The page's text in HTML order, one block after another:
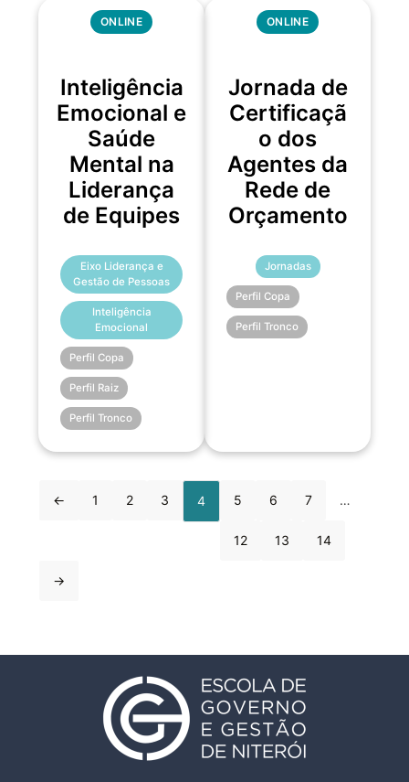
ONLINE
Inteligência
Emocional e
Saúde
Mental na
Liderança
de Equipes
Eixo Liderança e
Gestão de Pessoas
Inteligência
Emocional
Perfil Copa
Perfil Raiz
Perfil Tronco
ONLINE
Jornada de
Certificaçã
o dos
Agentes da
Rede de
Orçamento
Jornadas
Perfil Copa
Perfil Tronco
← 1 2 3 4 5 6 7 …
12 13 14
→